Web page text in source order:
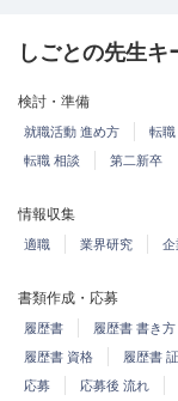
しごとの先生キ
検討・準備
就職活動 進め方 転職
転職 相談
第二新卒
情報収集
適職 業界研究 企
書類作成・応募
履歴書 履歴書 書き方
履歴書 資格
履歴書
応募
応募後 流れ